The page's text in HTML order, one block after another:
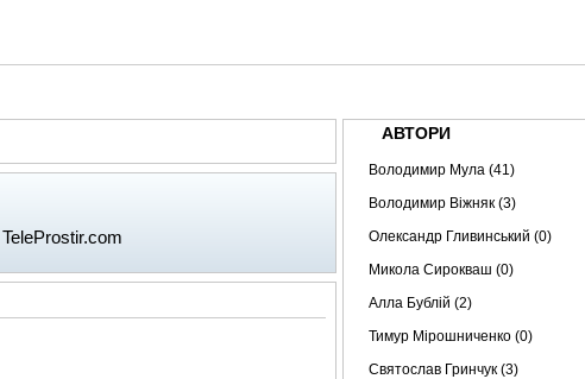
АВТОРИ
Володимир Мула (41)
Володимир Віжняк (3)
Олександр Гливинський (0)
Микола Сирокваш (0)
Алла Бублій (2)
Тимур Мірошниченко (0)
Святослав Гринчук (3)